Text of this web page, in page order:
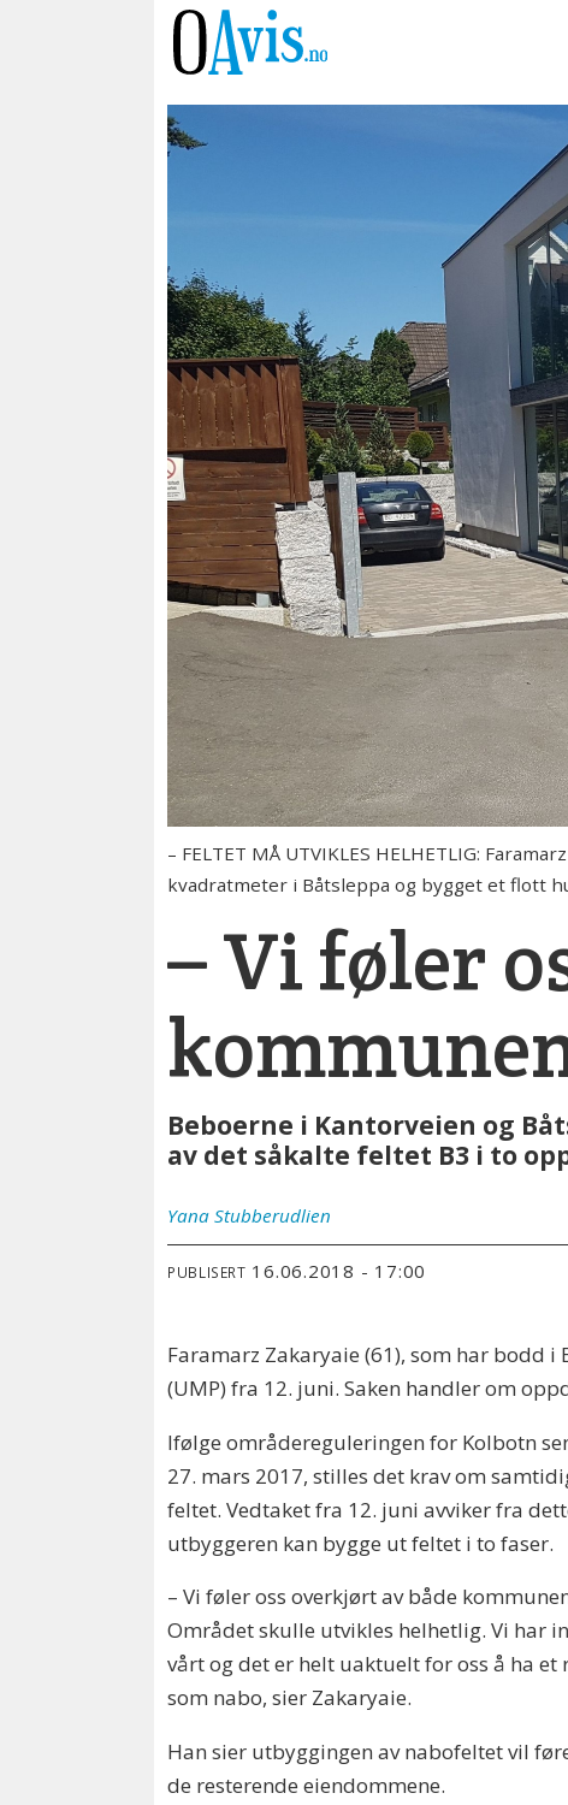
– FELTET MÅ UTVIKLES HELHETLIG:
kvadratmeter i Båtsleppa og bygget et flott
– Vi føler
Beboerne i Kantorveien og
av det såkalte feltet B3 i to
Yana Stubberudlien
PUBLISERT 16.06.2018 - 17:00
Faramarz Zakaryaie (61), som har bodd
(UMP) fra 12. juni. Saken handler om
Ifølge områdereguleringen for Kolbotn
27. mars 2017, stilles det krav om
feltet. Vedtaket fra 12. juni avviker fra
utbyggeren kan bygge ut feltet i to faser.
– Vi føler oss overkjørt av både
Området skulle utvikles helhetlig. Vi har
vårt og det er helt uaktuelt for oss å ha et
som nabo, sier Zakaryaie.
Han sier utbyggingen av nabofeltet vil
de resterende eiendommene.